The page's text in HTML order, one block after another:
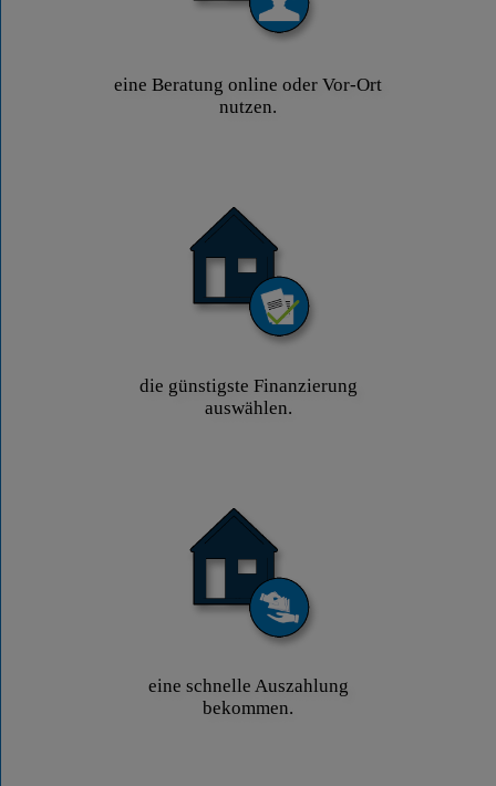
eine Beratung online oder Vor-Ort
nutzen.
die günstigste Finanzierung
auswählen.
eine schnelle Auszahlung
bekommen.